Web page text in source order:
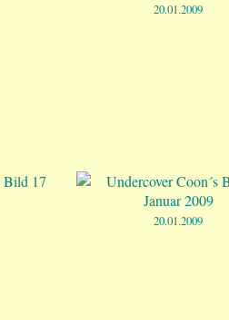
20.01.2009
20.01.2009